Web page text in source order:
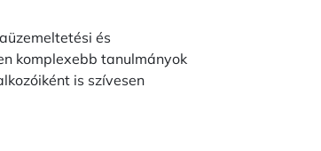
és
komplexebb tanulmányok
is szívesen